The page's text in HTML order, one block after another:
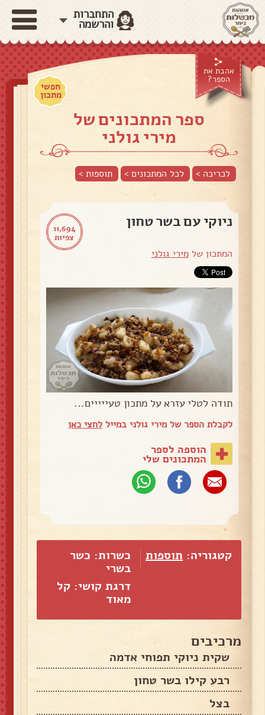
התחברות
והרשמה
אהבת את
הספר?
חפשי
מתכון
ספר המתכונים של
מירי גולני
לכריכה > לכל המתכונים > תוספות>
11,694
צפיות
ניוקי עם בשר טחון
המתכון שלמירי גולני
תודה לטלי עזרא על מתכון טעייייים...
לקבלת הספר של מירי גולני במייללחצי כאן
הוספה לספר
המתכונים שלי
קטגוריה: תוספות
כשרות: כשר
בשרי
דרגת קושי: קל
מאוד
מרכיבים
שקית ניוקי תפוחי אדמה
רבע קילו בשר טחון
בצל